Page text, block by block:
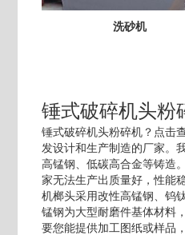
洗砂机
锤式破碎机头粉
锤式破碎机头粉碎机？点击
发设计和生产制造的厂家。
高锰钢、低碳高合金等铸造
家无法生产出质量好，性能
机榔头采用改性高锰钢、钨
锰钢为大型耐磨件基体材料
要您能提供加工图纸或样品